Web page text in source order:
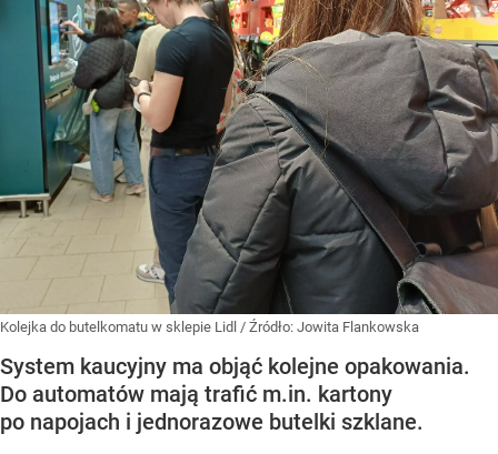
Kolejka do butelkomatu w sklepie Lidl / Źródło: Jowita Flankowska
System kaucyjny ma objąć kolejne opakowania.
Do automatów mają trafić m.in. kartony
po napojach i jednorazowe butelki szklane.